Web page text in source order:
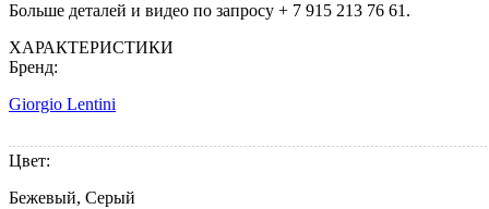
Больше деталей и видео по запросу + 7 915 213 76 61.
ХАРАКТЕРИСТИКИ
Бренд:
Giorgio Lentini
Цвет:
Бежевый, Серый